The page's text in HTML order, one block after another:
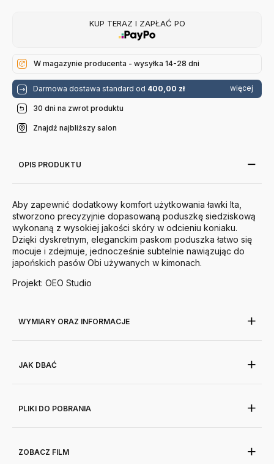
KUP TERAZ I ZAPŁAĆ PO
W magazynie producenta - wysyłka 14-28 dni
Darmowa dostawa standard od 400,00 zł więcej
30 dni na zwrot produktu
Znajdź najbliższy salon
OPIS PRODUKTU
Aby zapewnić dodatkowy komfort użytkowania ławki Ita,
stworzono precyzyjnie dopasowaną poduszkę siedziskową
wykonaną z wysokiej jakości skóry w odcieniu koniaku.
Dzięki dyskretnym, eleganckim paskom poduszka łatwo się
mocuje i zdejmuje, jednocześnie subtelnie nawiązując do
japońskich pasów Obi używanych w kimonach.
Projekt: OEO Studio
WYMIARY ORAZ INFORMACJE
JAK DBAĆ
PLIKI DO POBRANIA
ZOBACZ FILM